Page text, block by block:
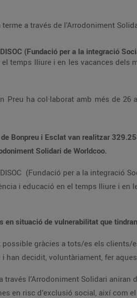
terme a través de l’Arrodoniment
(Fundació per a la integració
temps lliure i en les vacances dels
Preu ha col·laborat amb més de
Bonpreu i Esclat van realitzar
Solidari de Worldcoo.
(Fundació per a la integració
i educació en el temps lliure i en
en situació de vulnerabilitat que
possible gràcies a tots/es els
han decidit, voluntàriament, fer
l’Arrodoniment Solidari
en risc d’exclusió social, així com